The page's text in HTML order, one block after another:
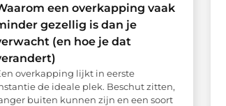
een overkapping vaak
gezellig is dan je
(en hoe je dat
overkapping lijkt in eerste
de ideale plek. Beschut zitten,
buiten kunnen zijn en een soort